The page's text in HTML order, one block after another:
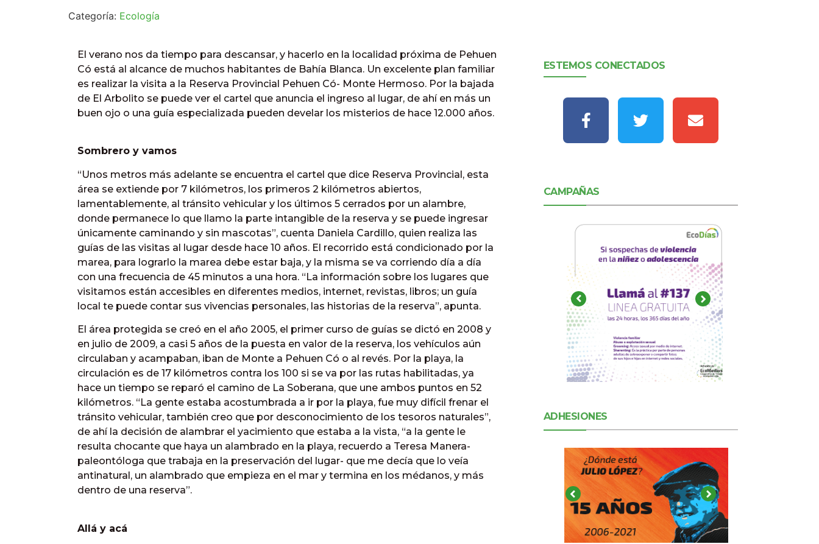
Categoría: Ecología
El verano nos da tiempo para descansar, y hacerlo en la localidad próxima de Pehuen
Có está al alcance de muchos habitantes de Bahía Blanca. Un excelente plan familiar
es realizar la visita a la Reserva Provincial Pehuen Có- Monte Hermoso. Por la bajada
de El Arbolito se puede ver el cartel que anuncia el ingreso al lugar, de ahí en más un
buen ojo o una guía especializada pueden develar los misterios de hace 12.000 años.
Sombrero y vamos
“Unos metros más adelante se encuentra el cartel que dice Reserva Provincial, esta
área se extiende por 7 kilómetros, los primeros 2 kilómetros abiertos,
lamentablemente, al tránsito vehicular y los últimos 5 cerrados por un alambre,
donde permanece lo que llamo la parte intangible de la reserva y se puede ingresar
únicamente caminando y sin mascotas”, cuenta Daniela Cardillo, quien realiza las
guías de las visitas al lugar desde hace 10 años. El recorrido está condicionado por la
marea, para lograrlo la marea debe estar baja, y la misma se va corriendo día a día
con una frecuencia de 45 minutos a una hora. “La información sobre los lugares que
visitamos están accesibles en diferentes medios, internet, revistas, libros; un guía
local te puede contar sus vivencias personales, las historias de la reserva”, apunta.
El área protegida se creó en el año 2005, el primer curso de guías se dictó en 2008 y
en julio de 2009, a casi 5 años de la puesta en valor de la reserva, los vehículos aún
circulaban y acampaban, iban de Monte a Pehuen Có o al revés. Por la playa, la
circulación es de 17 kilómetros contra los 100 si se va por las rutas habilitadas, ya
hace un tiempo se reparó el camino de La Soberana, que une ambos puntos en 52
kilómetros. “La gente estaba acostumbrada a ir por la playa, fue muy difícil frenar el
tránsito vehicular, también creo que por desconocimiento de los tesoros naturales”,
de ahí la decisión de alambrar el yacimiento que estaba a la vista, “a la gente le
resulta chocante que haya un alambrado en la playa, recuerdo a Teresa Manera-
paleontóloga que trabaja en la preservación del lugar- que me decía que lo veía
antinatural, un alambrado que empieza en el mar y termina en los médanos, y más
dentro de una reserva”.
Allá y acá
ESTEMOS CONECTADOS
CAMPAÑAS
ADHESIONES